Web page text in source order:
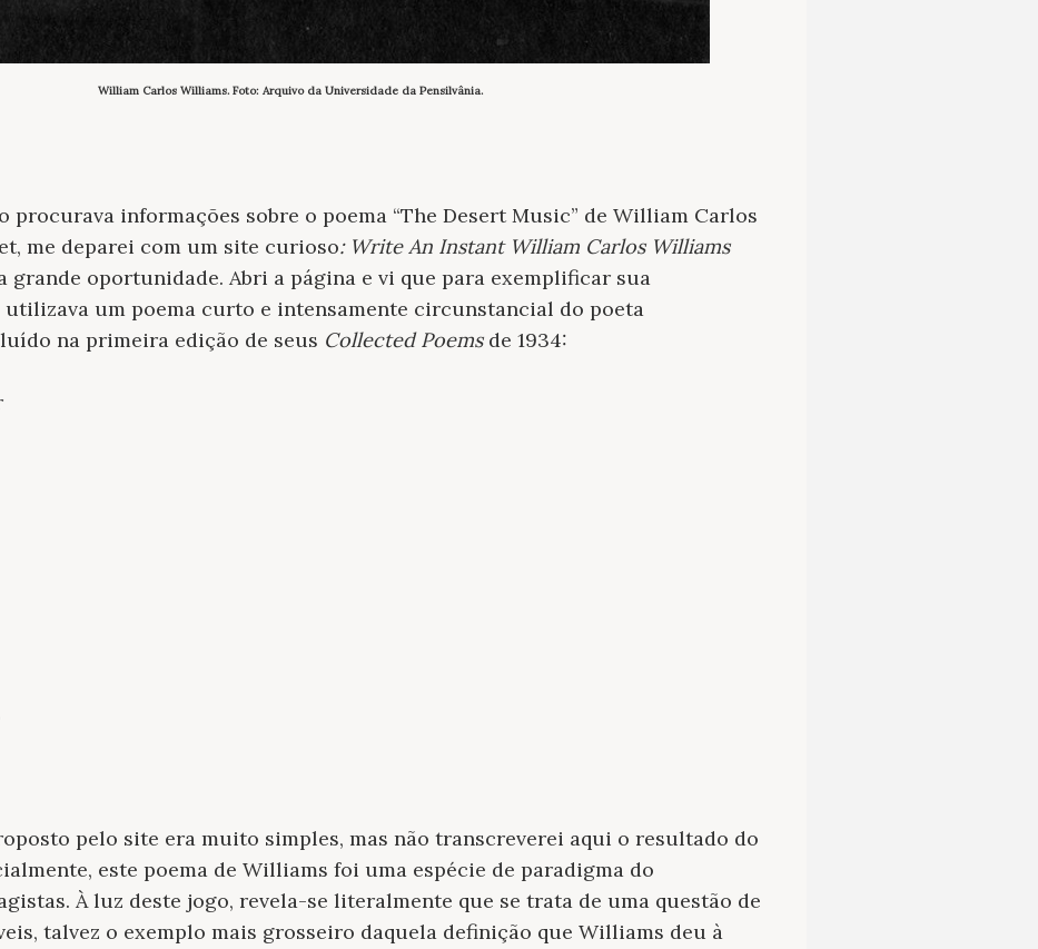
William Carlos Williams. Foto: Arquivo da Universidade da Pensilvânia.
procurava informações sobre o poema “The Desert Music” de William Carlos
me deparei com um site curioso: Write An Instant William Carlos Williams
grande oportunidade. Abri a página e vi que para exemplificar sua
um poema curto e intensamente circunstancial do poeta
na primeira edição de seus Collected Poemsde 1934:
pelo site era muito simples, mas não transcreverei aqui o resultado do
este poema de Williams foi uma espécie de paradigma do
À luz deste jogo, revela-se literalmente que se trata de uma questão de
talvez o exemplo mais grosseiro daquela definição que Williams deu à